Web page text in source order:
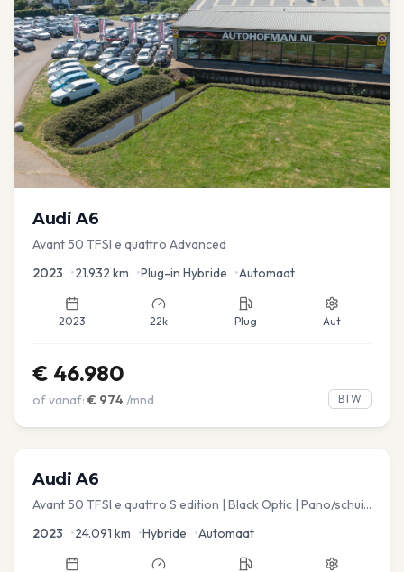
Audi A6
Avant 50 TFSI e quattro Advanced
2023 •21.932 km •Plug-in Hybride •Automaat
2023 22k Plug Aut
€ 46.980
of vanaf: € 974 /mnd BTW
Audi A6
Avant 50 TFSI e quattro S edition | Black Optic | Pano/schuif
2023 •24.091 km •Hybride •Automaat